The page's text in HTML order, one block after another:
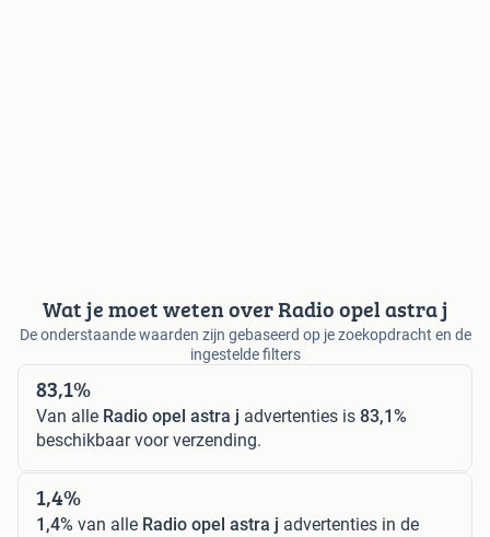
Wat je moet weten over Radio opel astra j
De onderstaande waarden zijn gebaseerd op je zoekopdracht en de
ingestelde filters
83,1%
Van alle Radio opel astra j advertenties is 83,1%
beschikbaar voor verzending.
1,4%
1,4% van alle Radio opel astra j advertenties in de